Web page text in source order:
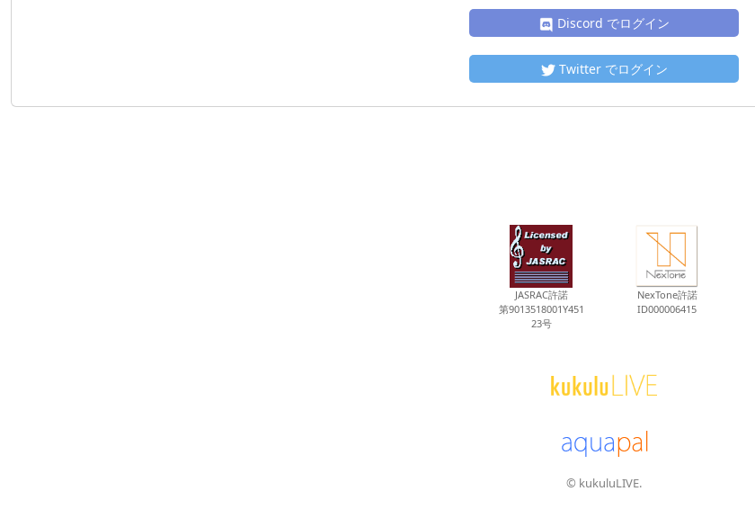
Discord でログイン
Twitter でログイン
JASRAC許諾
第9013518001Y451
23号
NexTone許諾
ID000006415
© kukuluLIVE.